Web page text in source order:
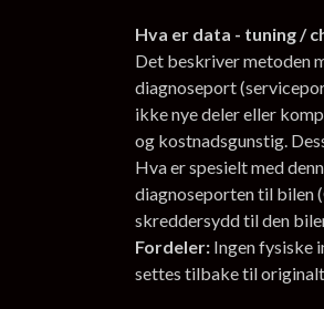
Hva er data - tuning /
Det beskriver metoden
diagnoseport
ikke nye deler eller
og kostnadsgunstig.
Hva er spesielt med
diagnoseporten til bilen
skreddersydd til den
Fordeler: Ingen fysiske
settes tilbake til